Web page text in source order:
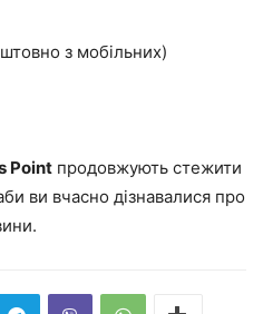
з мобільних)
Point продовжують стежити
ви вчасно дізнавалися про